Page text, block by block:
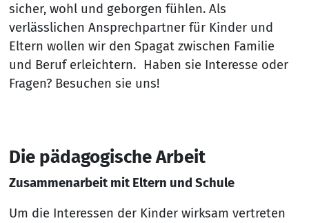
sicher, wohl und geborgen fühlen. Als
verlässlichen Ansprechpartner für Kinder und
Eltern wollen wir den Spagat zwischen Familie
und Beruf erleichtern. Haben sie Interesse oder
Fragen? Besuchen sie uns!
Die pädagogische Arbeit
Zusammenarbeit mit Eltern und Schule
Um die Interessen der Kinder wirksam vertreten